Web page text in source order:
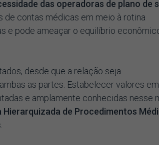
das operadoras de plano de
contas médicas em meio à rotina
e pode ameaçar o equilíbrio
desde que a relação seja
as partes. Estabelecer valores em
e amplamente conhecidas nesse
Hierarquizada de Procedimentos